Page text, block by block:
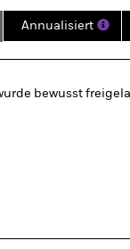
Annualisiert
bewusst